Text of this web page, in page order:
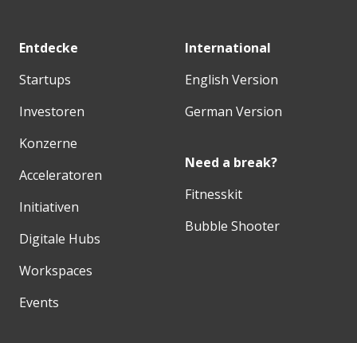
Entdecke
Startups
Investoren
Konzerne
Acceleratoren
Initiativen
Digitale Hubs
Workspaces
Events
International
English Version
German Version
Need a break?
Fitnesskit
Bubble Shooter